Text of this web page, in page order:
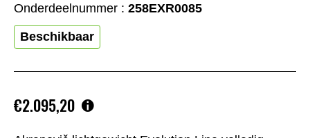
€2.095,20
Onderdeelnummer : 258EXR0085
Beschikbaar